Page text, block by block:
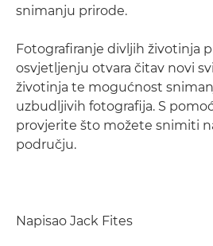
snimanju prirode.
Fotografiranje divljih životinja
osvjetljenju otvara čitav novi
životinja te mogućnost
uzbudljivih fotografija. S
provjerite što možete snimiti
području.
Napisao Jack Fites